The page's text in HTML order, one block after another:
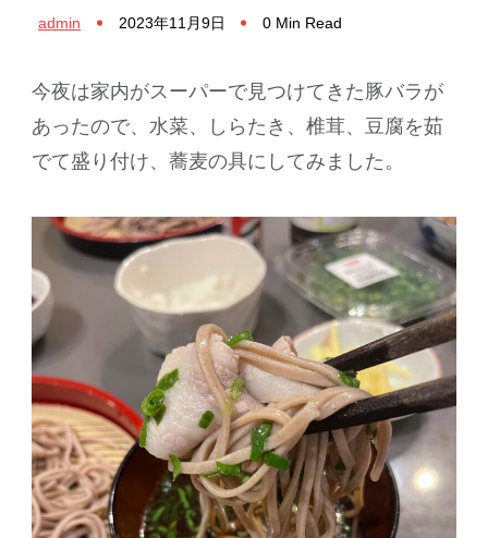
admin 2023年11月9日 0 Min Read
今夜は家内がスーパーで見つけてきた豚バラが
あったので、水菜、しらたき、椎茸、豆腐を茹
でて盛り付け、蕎麦の具にしてみました。